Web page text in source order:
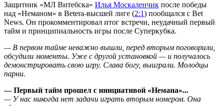
Защитник «МЛ Витебска» Илья Москаленчик после победы
над «Неманом» в Betera-высшей лиге (2:1) пообщался с Bet
News. Он прокомментировал итог встречи, неудачный первый
тайм и принципиальность игры после Суперкубка.
— В первом тайме неважно вышли, перед вторым поговорили,
обсудили моменты. Уже с другой установкой — и получалось
демонстрировать свою игру. Слава богу, выиграли. Молодцы
парни.
— Первый тайм прошел с инициативой «Немана»...
— У нас никогда нет задачи играть вторым номером. Она